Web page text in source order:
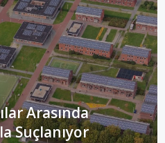
Arasında
Suçlanıyor